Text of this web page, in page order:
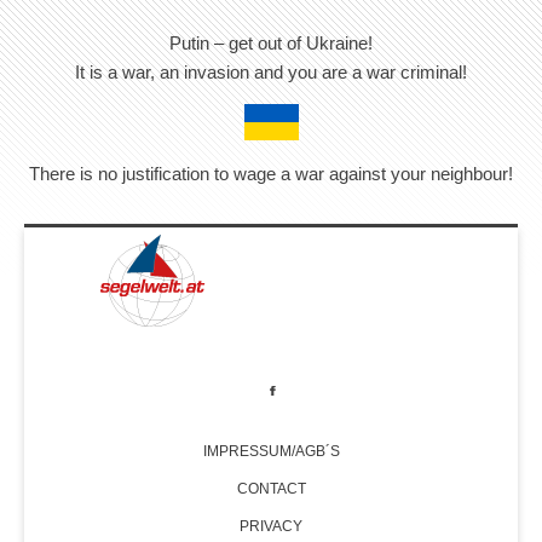
Putin – get out of Ukraine!
It is a war, an invasion and you are a war criminal!
There is no justification to wage a war against your neighbour!
IMPRESSUM/AGB´S
CONTACT
PRIVACY